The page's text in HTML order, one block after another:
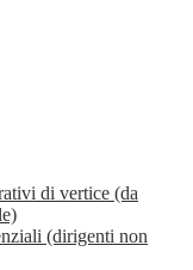
di vertice (da
(dirigenti non